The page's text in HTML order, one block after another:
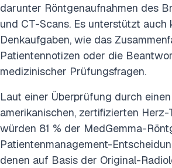
darunter Röntgenaufnahmen des
und CT-Scans. Es unterstützt auch
Denkaufgaben, wie das
Patientennotizen oder die
medizinischer Prüfungsfragen.
Laut einer Überprüfung durch
amerikanischen, zertifizierten
würden 81 % der MedGemma-
Patientenmanagement-
denen auf Basis der Original-